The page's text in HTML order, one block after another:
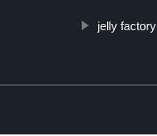
jelly factory